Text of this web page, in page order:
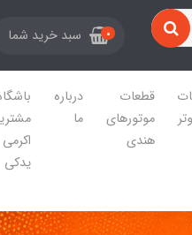
0 سبد خرید شما
قطعات
موتورهای
هندی
درباره
ما
اکرمی
یدکی